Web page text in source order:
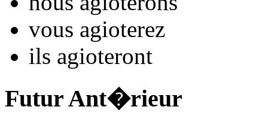
vous agioterez
ils agioteront
Futur Ant�rieur